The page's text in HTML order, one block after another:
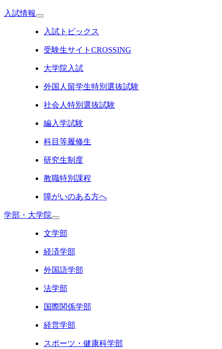
入試情報
入試トピックス
受験生サイトCROSSING
大学院入試
外国人留学生特別選抜試験
社会人特別選抜試験
編入学試験
科目等履修生
研究生制度
教職特別課程
障がいのある方へ
学部・大学院
文学部
経済学部
外国語学部
法学部
国際関係学部
経営学部
スポーツ・健康科学部